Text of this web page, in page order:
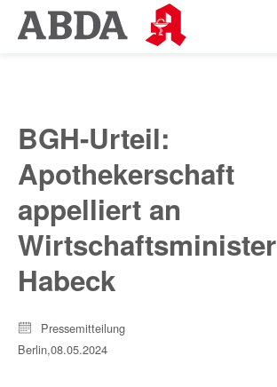
Springe
direkt
zur
Meta-
Navigation
zum
Inhalt
zur
BGH-Urteil:
Apothekerschaft
appelliert an
Wirtschaftsminister
Habeck
Pressemitteilung
Berlin,08.05.2024